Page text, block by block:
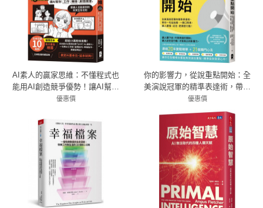
AI素人的贏家思維：不懂程式也
能用AI創造競爭優勢！讓AI幫你
工作、賺錢、創造機會，普通人
超圖解】
優惠價
你的影響力，從說重點開始：全
美演說冠軍的精準表達術，帶你
一句話說服、一開口聚焦，讓人
聽懂、記住，更願意行動！
優惠價
79折 356元